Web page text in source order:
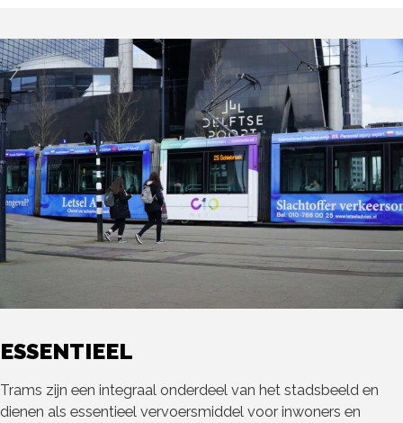
ESSENTIEEL
Trams zijn een integraal onderdeel van het stadsbeeld en
dienen als essentieel vervoersmiddel voor inwoners en